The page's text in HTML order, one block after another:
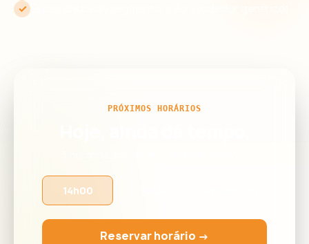
✓
PRÓXIMOS HORÁRIOS
14h00
Reservar horário →